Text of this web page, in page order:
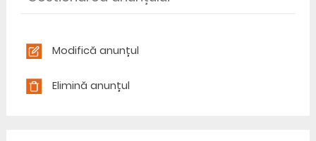
Modifică anunțul
Elimină anunțul